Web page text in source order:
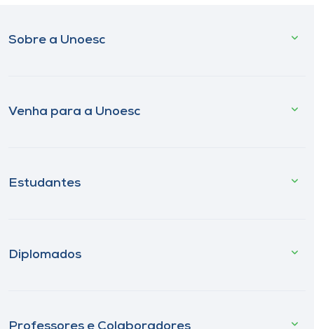
Sobre a Unoesc
Venha para a Unoesc
Estudantes
Diplomados